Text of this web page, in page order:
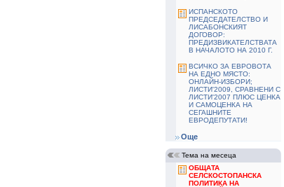
ИСПАНСКОТО
ПРЕДСЕДАТЕЛСТВО И
ЛИСАБОНСКИЯТ
ДОГОВОР:
ПРЕДИЗВИКАТЕЛСТВАТА
В НАЧАЛОТО НА 2010 Г.
ВСИЧКО ЗА ЕВРОВОТА
НА ЕДНО МЯСТО:
ОНЛАЙН-ИЗБОРИ;
ЛИСТИ'2009, СРАВНЕНИ С
ЛИСТИ'2007 ПЛЮС ЦЕНКА
И САМОЦЕНКА НА
СЕГАШНИТЕ
ЕВРОДЕПУТАТИ!
Още
Тема на месеца
ОБЩАТА
СЕЛСКОСТОПАНСКА
ПОЛИТИКА НА